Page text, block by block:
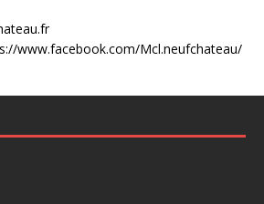
www.facebook.com/Mcl.neufchateau/